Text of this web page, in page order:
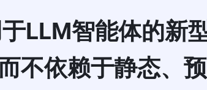
LLM智能体的新
不依赖于静态、